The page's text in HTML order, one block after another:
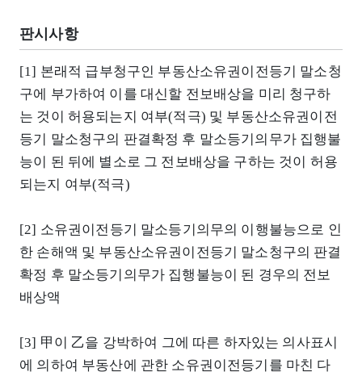
판시사항
[1] 본래적 급부청구인 부동산소유권이전등기 말소청
구에 부가하여 이를 대신할 전보배상을 미리 청구하
는 것이 허용되는지 여부(적극) 및 부동산소유권이전
등기 말소청구의 판결확정 후 말소등기의무가 집행불
능이 된 뒤에 별소로 그 전보배상을 구하는 것이 허용
되는지 여부(적극)
[2] 소유권이전등기 말소등기의무의 이행불능으로 인
한 손해액 및 부동산소유권이전등기 말소청구의 판결
확정 후 말소등기의무가 집행불능이 된 경우의 전보
배상액
[3] 甲이 乙을 강박하여 그에 따른 하자있는 의사표시
에 의하여 부동산에 관한 소유권이전등기를 마친 다